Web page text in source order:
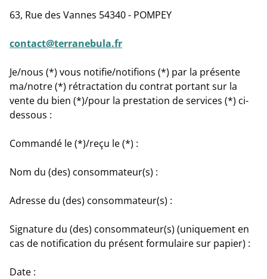
63, Rue des Vannes 54340 - POMPEY
contact@terranebula.fr
Je/nous (*) vous notifie/notifions (*) par la présente
ma/notre (*) rétractation du contrat portant sur la
vente du bien (*)/pour la prestation de services (*) ci-
dessous :
Commandé le (*)/reçu le (*) :
Nom du (des) consommateur(s) :
Adresse du (des) consommateur(s) :
Signature du (des) consommateur(s) (uniquement en
cas de notification du présent formulaire sur papier) :
Date :